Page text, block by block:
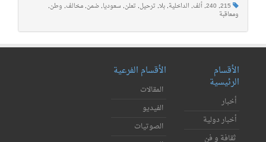
215
,
240
, ألف, الداخلية, بلا, ترحيل, تعلن, سعوديا, ضمن, مخالف, وطن,
ومعاقبة
الأقسام
الرئيسية
أخبار
أخبار دولية
ثقافة و فن
الأقسام الفرعية
المقالات
الفيديو
الصوتيات